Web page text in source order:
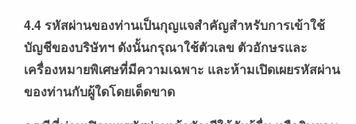
4.4 รหัสผ่านของท่านเป็นกุญแจสำคัญสำหรับการเข้าใช้
บัญชีของบริษัทฯ ดังนั้นกรุณาใช้ตัวเลข ตัวอักษรและ
เครื่องหมายพิเศษที่มีความเฉพาะ และห้ามเปิดเผยรหัสผ่าน
ของท่านกับผู้ใดโดยเด็ดขาด